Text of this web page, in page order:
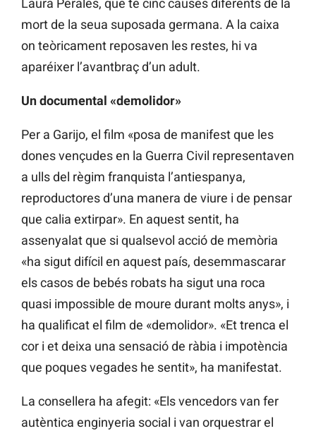
Laura Perales, que té cinc causes diferents de la
mort de la seua suposada germana. A la caixa
on teòricament reposaven les restes, hi va
aparéixer l’avantbraç d’un adult.
Un documental «demolidor»
Per a Garijo, el film «posa de manifest que les
dones vençudes en la Guerra Civil representaven
a ulls del règim franquista l’antiespanya,
reproductores d’una manera de viure i de pensar
que calia extirpar». En aquest sentit, ha
assenyalat que si qualsevol acció de memòria
«ha sigut difícil en aquest país, desemmascarar
els casos de bebés robats ha sigut una roca
quasi impossible de moure durant molts anys», i
ha qualificat el film de «demolidor». «Et trenca el
cor i et deixa una sensació de ràbia i impotència
que poques vegades he sentit», ha manifestat.
La consellera ha afegit: «Els vencedors van fer
autèntica enginyeria social i van orquestrar el